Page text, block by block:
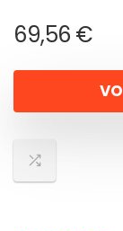
69,56 €